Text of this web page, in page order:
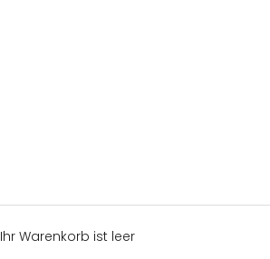
Ihr Warenkorb ist leer